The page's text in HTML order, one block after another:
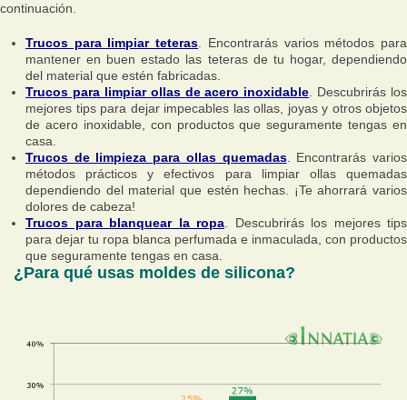
continuación.
Trucos para limpiar teteras . Encontrarás varios métodos para
mantener en buen estado las teteras de tu hogar, dependiendo
del material que estén fabricadas.
Trucos para limpiar ollas de acero inoxidable . Descubrirás los
mejores tips para dejar impecables las ollas, joyas y otros objetos
de acero inoxidable, con productos que seguramente tengas en
casa.
Trucos de limpieza para ollas quemadas. Encontrarás varios
métodos prácticos y efectivos para limpiar ollas quemadas
dependiendo del material que estén hechas. ¡Te ahorrará varios
dolores de cabeza!
Trucos para blanquear la ropa . Descubrirás los mejores tips
para dejar tu ropa blanca perfumada e inmaculada, con productos
que seguramente tengas en casa.
¿Para qué usas moldes de silicona?